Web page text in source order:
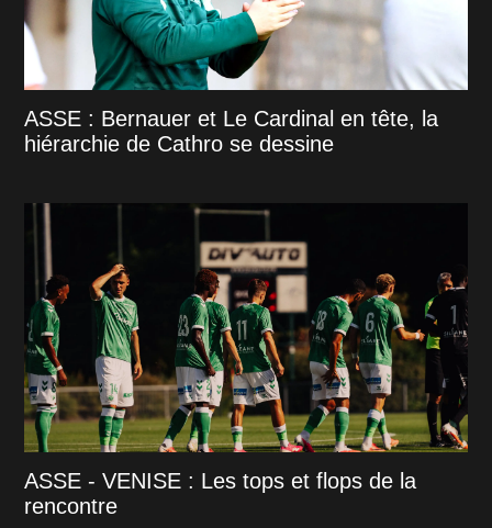
ASSE : Bernauer et Le Cardinal en tête, la
hiérarchie de Cathro se dessine
ASSE - VENISE : Les tops et flops de la
rencontre